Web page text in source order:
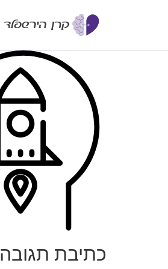
כתיבת תגובה